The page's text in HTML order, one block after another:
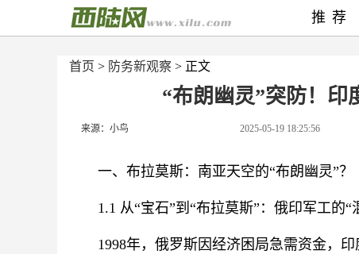
首页 > 防务新观察 > 正文
“布朗幽灵”突防！印
来源：小鸟 2025-05-19 18:25:56
一、布拉莫斯：南亚天空的“布朗幽灵”？
1.1 从“宝石”到“布拉莫斯”：俄印军工的“
1998年，俄罗斯因经济困局急需资金，
推荐